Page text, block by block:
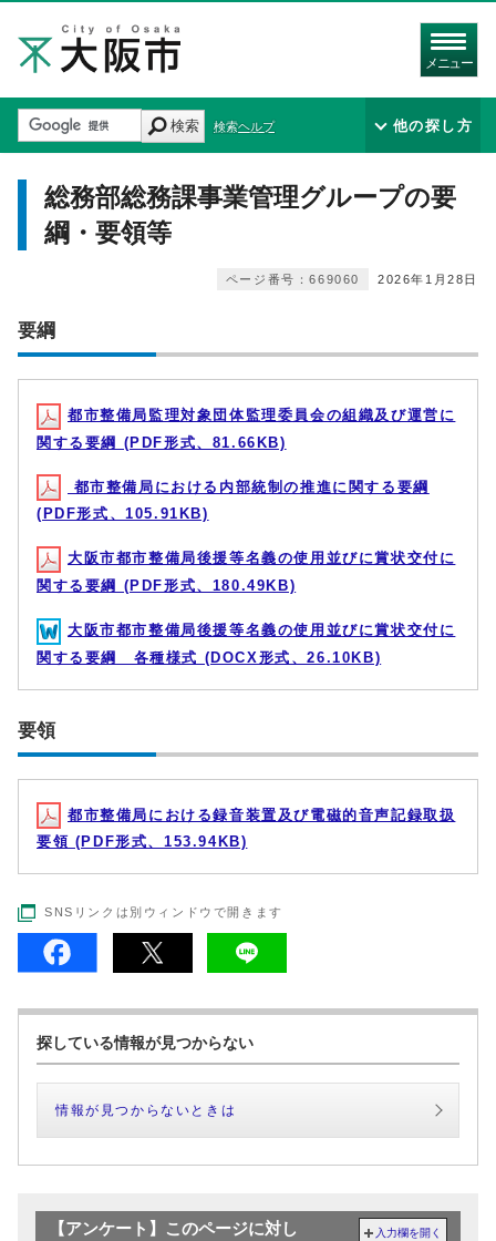
メニュー
検索 検索ヘルプ 他の探し方
総務部総務課事業管理グループの要
綱・要領等
2026年1月28日
ページ番号：669060
要綱
都市整備局監理対象団体監理委員会の組織及び運営に
関する要綱 (PDF形式、81.66KB)
都市整備局における内部統制の推進に関する要綱
(PDF形式、105.91KB)
大阪市都市整備局後援等名義の使用並びに賞状交付に
関する要綱 (PDF形式、180.49KB)
大阪市都市整備局後援等名義の使用並びに賞状交付に
関する要綱 各種様式 (DOCX形式、26.10KB)
要領
都市整備局における録音装置及び電磁的音声記録取扱
要領 (PDF形式、153.94KB)
SNSリンクは別ウィンドウで開きます
探している情報が見つからない
情報が見つからないときは
【アンケート】このページに対し
入力欄を開く